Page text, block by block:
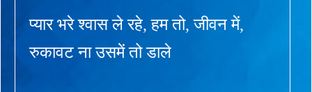
प्यार भरे श्वास ले रहे, हम तो, जीवन में,
रुकावट ना उसमें तो डाले